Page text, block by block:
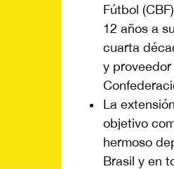
Fútbol
12 años a
cuarta
y
La
objetivo
hermoso
Brasil y en